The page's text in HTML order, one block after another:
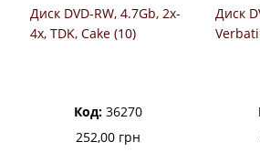
Диск DVD-RW, 4.7Gb, 2x-
4х, TDK, Cake (10)
Код: 36270
252,00 грн
Диск